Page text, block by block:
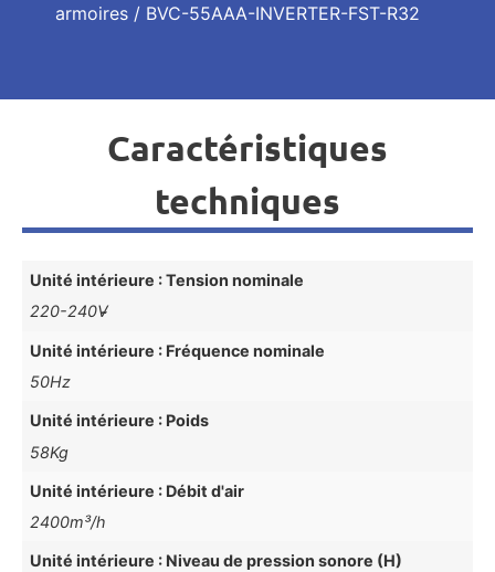
armoires / BVC-55AAA-INVERTER-FST-R32
Caractéristiques
techniques
Unité intérieure : Tension nominale
220-240V̴̴
Unité intérieure : Fréquence nominale
50Hz
Unité intérieure : Poids
58Kg
Unité intérieure : Débit d'air
2400m³/h
Unité intérieure : Niveau de pression sonore (H)